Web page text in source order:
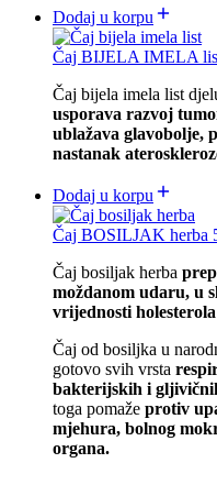
Dodaj u korpu
Čaj BIJELA IMELA
Čaj bijela imela list
usporava razvoj
ublažava glavobolje,
nastanak
Dodaj u korpu
Čaj BOSILJAK herba
Čaj bosiljak herba
moždanom udaru, u
vrijednosti
Čaj od bosiljka u
gotovo svih vrsta
bakterijskih i
toga pomaže protiv
mjehura, bolnog
organa.